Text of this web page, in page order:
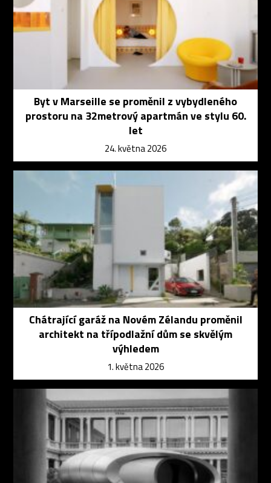
Byt v Marseille se proměnil z vybydleného
prostoru na 32metrový apartmán ve stylu 60.
let
24. května 2026
Chátrající garáž na Novém Zélandu proměnil
architekt na třípodlažní dům se skvělým
výhledem
1. května 2026